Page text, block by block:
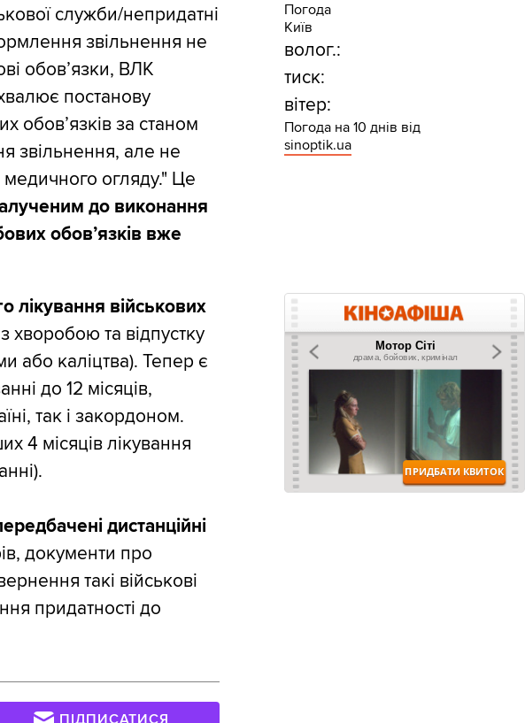
служби/непридатні
звільнення не
обов’язки, ВЛК
постанову
обов’язків за станом
звільнення, але не
огляду." Це
до виконання
обовʼязків вже
лікування військових
хворобою та відпустку
або каліцтва). Тепер є
до 12 місяців,
так і закордоном.
4 місяців лікування
дистанційні
документи про
такі військові
придатності до
Погода
Київ
волог.:
тиск:
вітер:
Погода на 10 днів від
sinoptik.ua